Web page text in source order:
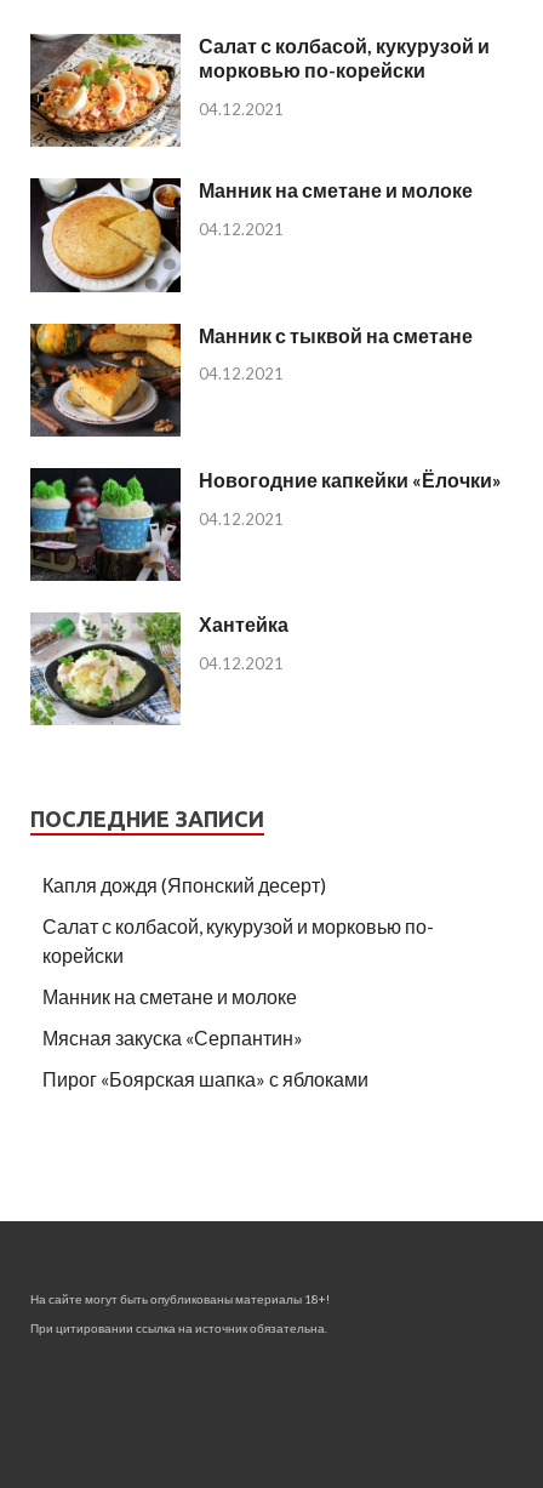
Салат с колбасой, кукурузой и
морковью по-корейски
04.12.2021
Манник на сметане и молоке
04.12.2021
Манник с тыквой на сметане
04.12.2021
Новогодние капкейки «Ёлочки»
04.12.2021
Хантейка
04.12.2021
ПОСЛЕДНИЕ ЗАПИСИ
Капля дождя (Японский десерт)
Салат с колбасой, кукурузой и морковью по-
корейски
Манник на сметане и молоке
Мясная закуска «Серпантин»
Пирог «Боярская шапка» с яблоками
На сайте могут быть опубликованы материалы 18+!
При цитировании ссылка на источник обязательна.